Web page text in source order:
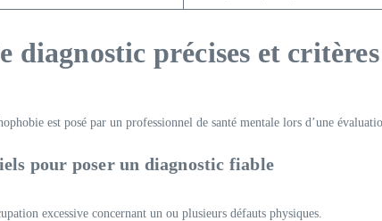
diagnostic précises et
est posé par un professionnel de santé mentale lors d’une
pour poser un diagnostic fiable
excessive concernant un ou plusieurs défauts physiques.